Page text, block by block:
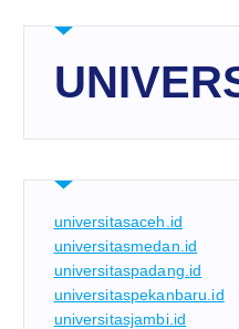
universitasaceh.id
universitasmedan.id
universitaspadang.id
universitaspekanbaru.id
universitasjambi.id